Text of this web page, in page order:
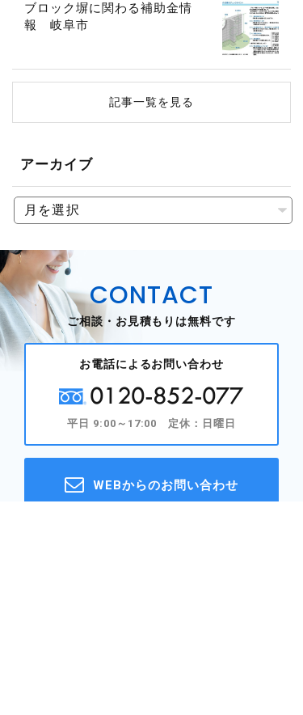
ブロック塀に関わる補助金情
報 岐阜市
記事一覧を見る
アーカイブ
CONTACT
ご相談・お見積もりは無料です
お電話によるお問い合わせ
0120-852-077
平日 9:00～17:00 定休：日曜日
WEBからのお問い合わせ